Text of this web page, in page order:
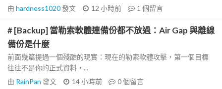
由 hardness1020發文 12 小時前 1 個留言
# [Backup] 當勒索軟體連備份都不放過：Air Gap 與離線
備份是什麼
前面幾篇提過一個殘酷的現實：現在的勒索軟體攻擊，第一個目標
往往不是你的正式資料，...
由 RainPan 發文 14 小時前 0個留言